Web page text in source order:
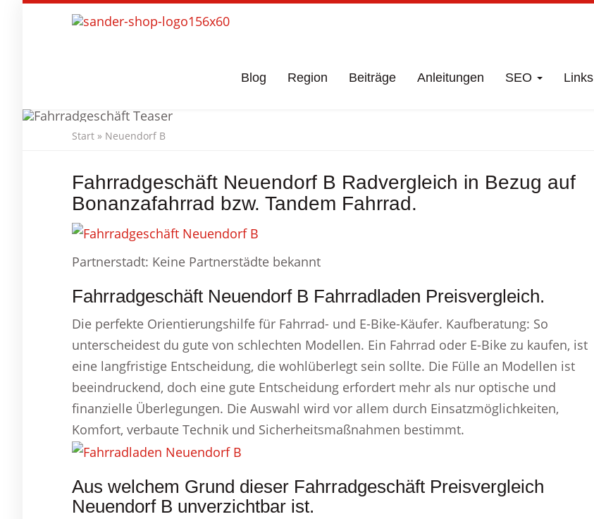
Blog Region Beiträge Anleitungen SEO Links
Start » Neuendorf B
Fahrradgeschäft Neuendorf B Radvergleich in Bezug auf
Bonanzafahrrad bzw. Tandem Fahrrad.
Partnerstadt: Keine Partnerstädte bekannt
Fahrradgeschäft Neuendorf B Fahrradladen Preisvergleich.
Die perfekte Orientierungshilfe für Fahrrad- und E-Bike-Käufer. Kaufberatung: So
unterscheidest du gute von schlechten Modellen. Ein Fahrrad oder E-Bike zu kaufen, ist
eine langfristige Entscheidung, die wohlüberlegt sein sollte. Die Fülle an Modellen ist
beeindruckend, doch eine gute Entscheidung erfordert mehr als nur optische und
finanzielle Überlegungen. Die Auswahl wird vor allem durch Einsatzmöglichkeiten,
Komfort, verbaute Technik und Sicherheitsmaßnahmen bestimmt.
Aus welchem Grund dieser Fahrradgeschäft Preisvergleich
Neuendorf B unverzichtbar ist.